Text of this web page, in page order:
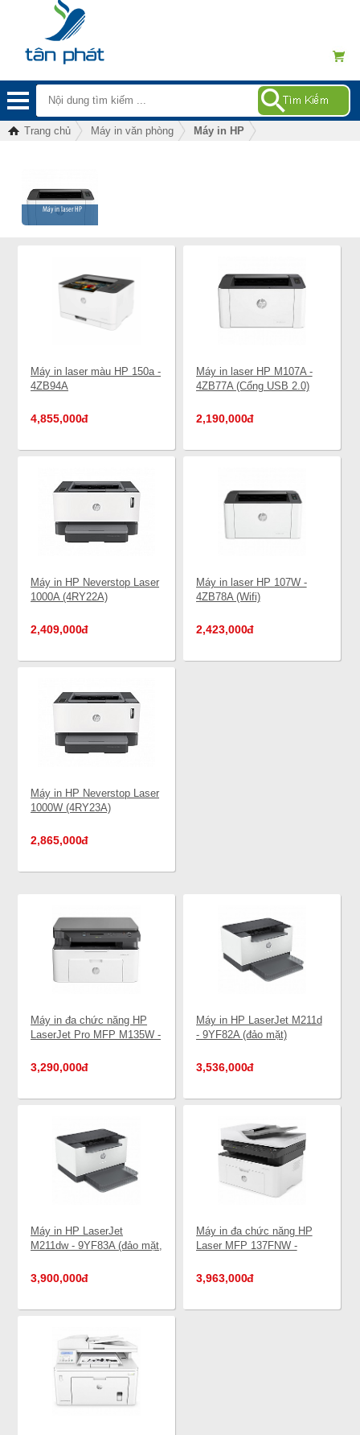
Trang chủ Máy in văn phòng Máy in HP
Máy in laser HP
Máy in laser màu HP 150a -
4ZB94A
4,855,000đ
Máy in laser HP M107A -
4ZB77A (Cổng USB 2.0)
2,190,000đ
Máy in HP Neverstop Laser
1000A (4RY22A)
2,409,000đ
Máy in laser HP 107W -
4ZB78A (Wifi)
2,423,000đ
Máy in HP Neverstop Laser
1000W (4RY23A)
2,865,000đ
Máy in đa chức năng HP
LaserJet Pro MFP M135W -
3,290,000đ
Máy in HP LaserJet M211d
- 9YF82A (đảo mặt)
3,536,000đ
Máy in HP LaserJet
M211dw - 9YF83A (đảo mặt,
3,900,000đ
Máy in đa chức năng HP
Laser MFP 137FNW -
3,963,000đ